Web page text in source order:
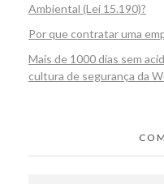
Ambiental (Lei 15.190)?
Por que contratar uma
Mais de 1000 dias sem
cultura de segurança da